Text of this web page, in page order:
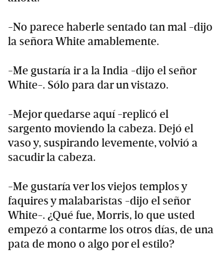
-No parece haberle sentado tan mal -dijo
la señora White amablemente.
-Me gustaría ir a la India -dijo el señor
White-. Sólo para dar un vistazo.
-Mejor quedarse aquí -replicó el
sargento moviendo la cabeza. Dejó el
vaso y, suspirando levemente, volvió a
sacudir la cabeza.
-Me gustaría ver los viejos templos y
faquires y malabaristas -dijo el señor
White-. ¿Qué fue, Morris, lo que usted
empezó a contarme los otros días, de una
pata de mono o algo por el estilo?